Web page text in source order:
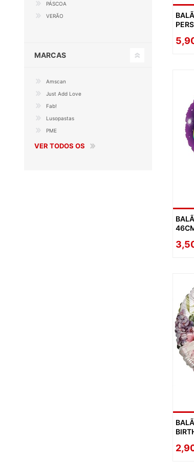
PÁSCOA
VERÃO
MARCAS
Amscan
Just Add Love
Fab!
Lusopastas
PME
VER TODOS OS